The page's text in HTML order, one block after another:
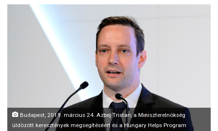
n
Budapest, 2019. március 24. Azbej Tristan, a Miniszterelnökség
üldözött keresztények megsegítéséért és a Hungary Helps Program